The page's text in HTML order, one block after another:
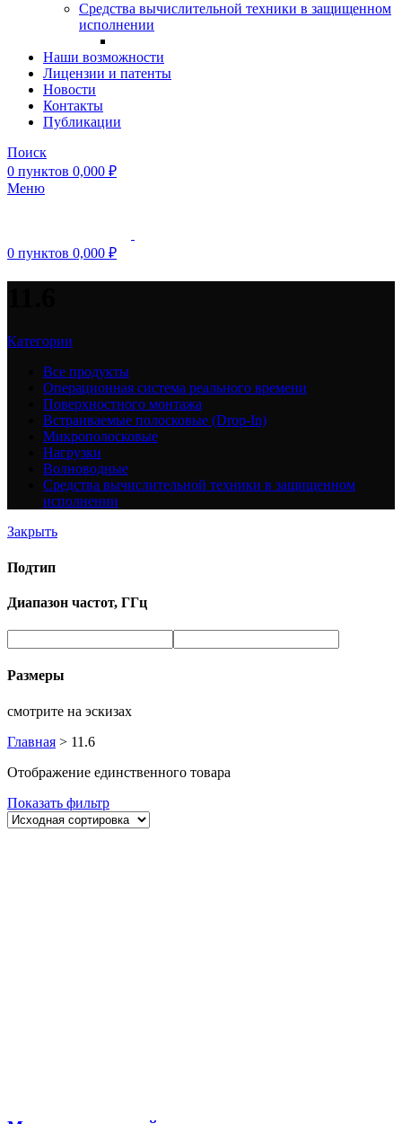
Средства вычислительной техники в защищенном
исполнении
Наши возможности
Лицензии и патенты
Новости
Контакты
Публикации
Поиск
0 пунктов 0,000 ₽
Меню
0 пунктов 0,000 ₽
Категории
Все продукты
Операционная система реального времени
Поверхностного монтажа
Встраиваемые полосковые (Drop-In)
Микрополосковые
Нагрузки
Волноводные
Средства вычислительной техники в защищенном
исполнении
Закрыть
Подтип
Диапазон частот, ГГц
Размеры
смотрите на эскизах
Главная > 11.6
Отображение единственного товара
Показать фильтр